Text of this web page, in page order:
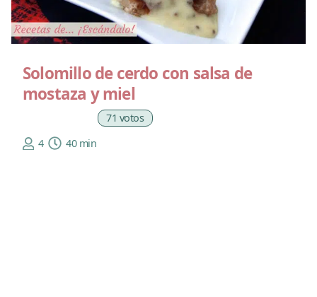
Solomillo de cerdo con salsa de
mostaza y miel
71 votos
4
40 min